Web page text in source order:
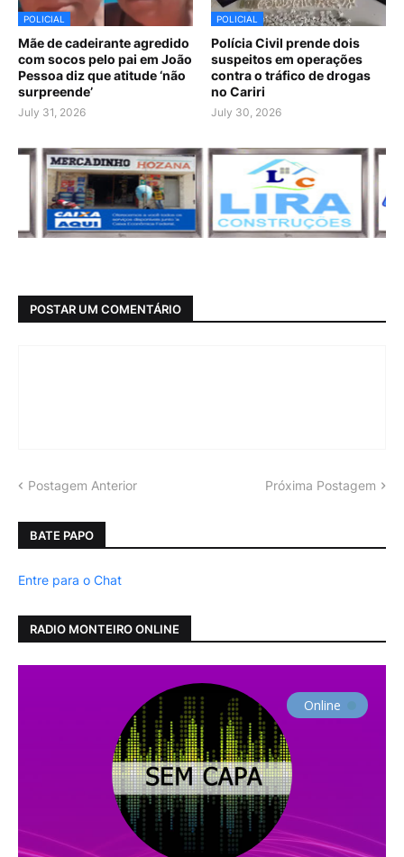
POLICIAL
Mãe de cadeirante agredido
com socos pelo pai em João
Pessoa diz que atitude ‘não
surpreende’
July 31, 2026
POLICIAL
Polícia Civil prende dois
suspeitos em operações
contra o tráfico de drogas
no Cariri
July 30, 2026
POSTAR UM COMENTÁRIO
Postagem Anterior Próxima Postagem
BATE PAPO
Entre para o Chat
RADIO MONTEIRO ONLINE